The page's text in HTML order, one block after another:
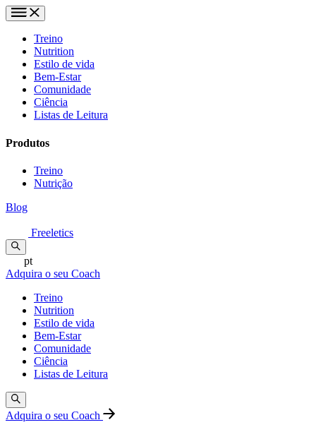
Treino
Nutrition
Estilo de vida
Bem-Estar
Comunidade
Ciência
Listas de Leitura
Produtos
Treino
Nutrição
Blog
Freeletics
pt
Adquira o seu Coach
Treino
Nutrition
Estilo de vida
Bem-Estar
Comunidade
Ciência
Listas de Leitura
Adquira o seu Coach